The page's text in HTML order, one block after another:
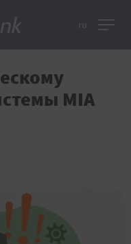
ru
MIA